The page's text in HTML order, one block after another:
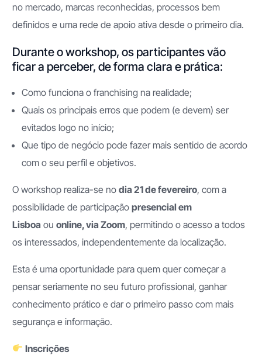
no mercado, marcas reconhecidas, processos bem
definidos e uma rede de apoio ativa desde o primeiro dia.
Durante o workshop, os participantes vão
ficar a perceber, de forma clara e prática:
Como funciona o franchising na realidade;
Quais os principais erros que podem (e devem) ser
evitados logo no início;
Que tipo de negócio pode fazer mais sentido de acordo
com o seu perfil e objetivos.
O workshop realiza-se nodia 21 de fevereiro, com a
possibilidade de participaçãopresencial em
Lisboa ouonline, via Zoom, permitindo o acesso a todos
os interessados, independentemente da localização.
Esta é uma oportunidade para quem quer começar a
pensar seriamente no seu futuro profissional, ganhar
conhecimento prático e dar o primeiro passo com mais
segurança e informação.
Inscrições